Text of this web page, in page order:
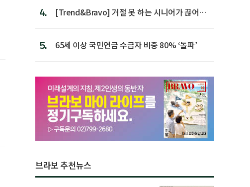
4.
[Trend&Bravo] 거절 못 하는 시니어가 끊어야
5. 65세 이상 국민연금 수급자 비중 80% ‘돌파’
브라보 추천뉴스